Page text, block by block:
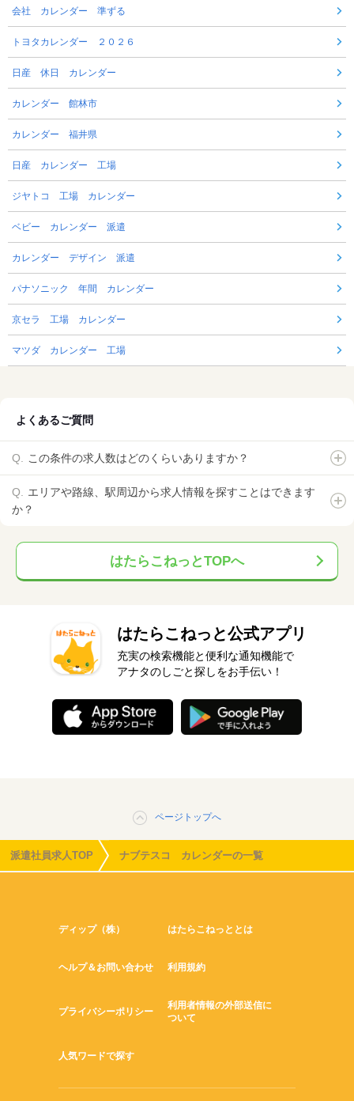
会社 カレンダー 準ずる
トヨタカレンダー ２０２６
日産 休日 カレンダー
カレンダー 館林市
カレンダー 福井県
日産 カレンダー 工場
ジヤトコ 工場 カレンダー
ベビー カレンダー 派遣
カレンダー デザイン 派遣
パナソニック 年間 カレンダー
京セラ 工場 カレンダー
マツダ カレンダー 工場
よくあるご質問
この条件の求人数はどのくらいありますか？
エリアや路線、駅周辺から求人情報を探すことはできます
か？
はたらこねっとTOPへ
はたらこねっと公式アプリ
充実の検索機能と便利な通知機能で
アナタのしごと探しをお手伝い！
ページトップへ
派遣社員求人TOP ナブテスコ カレンダーの一覧
ディップ（株） はたらこねっととは
ヘルプ＆お問い合わせ 利用規約
プライバシーポリシー
利用者情報の外部送信に
ついて
人気ワードで探す